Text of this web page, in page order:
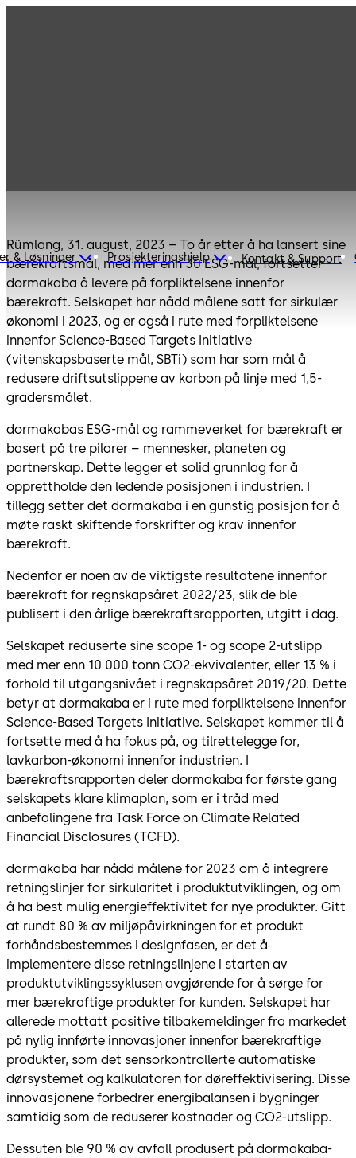
& Løsninger Prosjekteringshjelp Kontakt & Support
Rümlang, 31. august, 2023 – To år etter å ha lansert sine
bærekraftsmål, med mer enn 30 ESG-mål, fortsetter
dormakaba å levere på forpliktelsene innenfor
bærekraft. Selskapet har nådd målene satt for sirkulær
økonomi i 2023, og er også i rute med forpliktelsene
innenfor Science-Based Targets Initiative
(vitenskapsbaserte mål, SBTi) som har som mål å
redusere driftsutslippene av karbon på linje med 1,5-
gradersmålet.
dormakabas ESG-mål og rammeverket for bærekraft er
basert på tre pilarer – mennesker, planeten og
partnerskap. Dette legger et solid grunnlag for å
opprettholde den ledende posisjonen i industrien. I
tillegg setter det dormakaba i en gunstig posisjon for å
møte raskt skiftende forskrifter og krav innenfor
bærekraft.
Nedenfor er noen av de viktigste resultatene innenfor
bærekraft for regnskapsåret 2022/23, slik de ble
publisert i den årlige bærekraftsrapporten, utgitt i dag.
Selskapet reduserte sine scope 1- og scope 2-utslipp
med mer enn 10 000 tonn CO2-ekvivalenter, eller 13 % i
forhold til utgangsnivået i regnskapsåret 2019/20. Dette
betyr at dormakaba er i rute med forpliktelsene innenfor
Science-Based Targets Initiative. Selskapet kommer til å
fortsette med å ha fokus på, og tilrettelegge for,
lavkarbon-økonomi innenfor industrien. I
bærekraftsrapporten deler dormakaba for første gang
selskapets klare klimaplan, som er i tråd med
anbefalingene fra Task Force on Climate Related
Financial Disclosures (TCFD).
dormakaba har nådd målene for 2023 om å integrere
retningslinjer for sirkularitet i produktutviklingen, og om
å ha best mulig energieffektivitet for nye produkter. Gitt
at rundt 80 % av miljøpåvirkningen for et produkt
forhåndsbestemmes i designfasen, er det å
implementere disse retningslinjene i starten av
produktutviklingssyklusen avgjørende for å sørge for
mer bærekraftige produkter for kunden. Selskapet har
allerede mottatt positive tilbakemeldinger fra markedet
på nylig innførte innovasjoner innenfor bærekraftige
produkter, som det sensorkontrollerte automatiske
dørsystemet og kalkulatoren for døreffektivisering. Disse
innovasjonene forbedrer energibalansen i bygninger
samtidig som de reduserer kostnader og CO2-utslipp.
Dessuten ble 90 % av avfall produsert på dormakaba-